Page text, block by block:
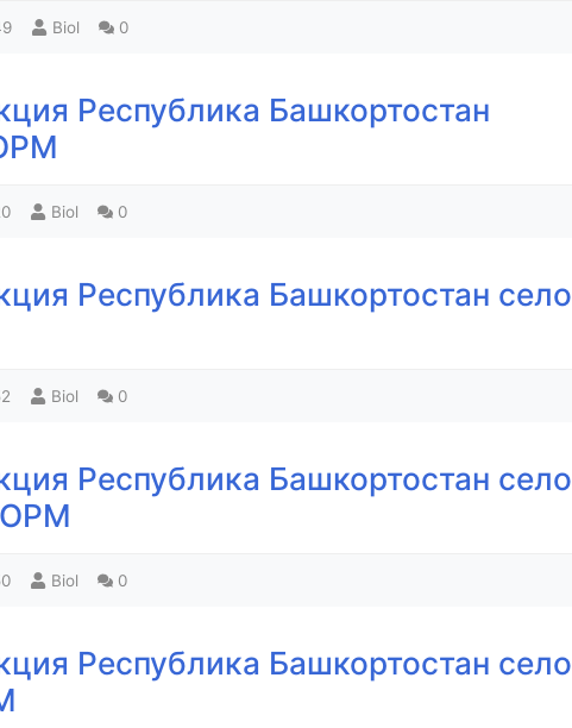
Biol 0
Республика Башкортостан
Biol 0
Республика Башкортостан село
Biol 0
Республика Башкортостан село
Biol 0
Республика Башкортостан село